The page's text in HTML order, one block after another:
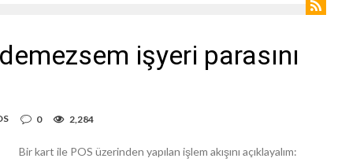
işyeri parasını
0 2,284
Bir kart ile POS üzerinden yapılan işlem akışını açıklayalım: